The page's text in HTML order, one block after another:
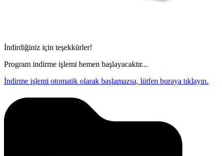
İndirdiğiniz için teşekkürler!
Program indirme işlemi hemen başlayacaktır...
İndirme işlemi otomatik olarak başlamazsa, lütfen buraya tıklayın.